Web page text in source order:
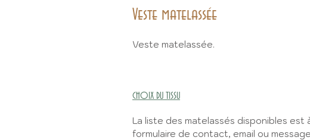
Veste matelassée
Veste matelassée.
CHOIX DU TISSU
La liste des matelassés disponibles
formulaire de contact, email ou